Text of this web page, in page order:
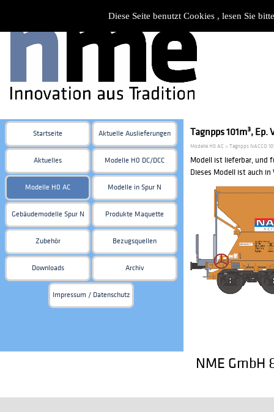
Diese Seite benutzt Cookies , lesen Sie
Startseite Aktuelle Auslieferungen
Aktuelles Modelle H0 DC/DCC
Modelle H0 AC Modelle in Spur N
Gebäudemodelle Spur N Produkte Maquette
Zubehör Bezugsquellen
Downloads Archiv
Impressum / Datenschutz
Tagnpps 101m³, Ep.
Modelle H0 AC > Tagnpps NACCO
Modell ist lieferbar, und
Dieses Modell ist auch
NME GmbH